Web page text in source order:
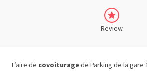
Review
L’aire de covoiturage de Parking de la gare